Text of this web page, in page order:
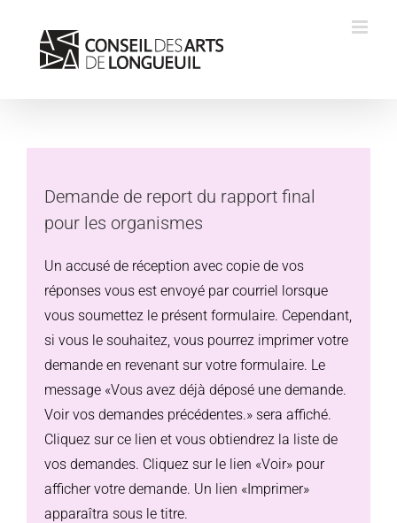
content
Demande de report du rapport final
pour les organismes
Un accusé de réception avec copie de vos
réponses vous est envoyé par courriel lorsque
vous soumettez le présent formulaire. Cependant,
si vous le souhaitez, vous pourrez imprimer votre
demande en revenant sur votre formulaire. Le
message «Vous avez déjà déposé une demande.
Voir vos demandes précédentes.» sera affiché.
Cliquez sur ce lien et vous obtiendrez la liste de
vos demandes. Cliquez sur le lien «Voir» pour
afficher votre demande. Un lien «Imprimer»
apparaîtra sous le titre.